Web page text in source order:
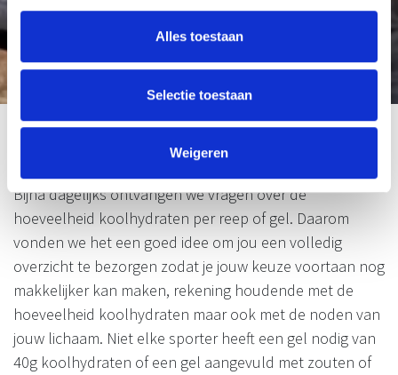
Alles toestaan
Selectie toestaan
Weigeren
Hoeveel koolhydraten haal jij uit jouw CONCAP-sportvoeding?
Bijna dagelijks ontvangen we vragen over de
hoeveelheid koolhydraten per reep of gel. Daarom
vonden we het een goed idee om jou een volledig
overzicht te bezorgen zodat je jouw keuze voortaan nog
makkelijker kan maken, rekening houdende met de
hoeveelheid koolhydraten maar ook met de noden van
jouw lichaam. Niet elke sporter heeft een gel nodig van
40g koolhydraten of een gel aangevuld met zouten of